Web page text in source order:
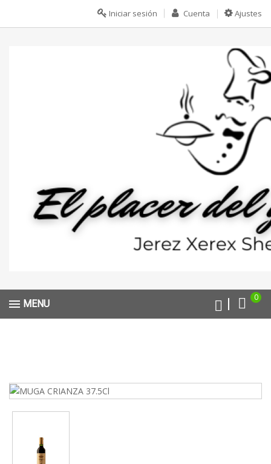
Ajustes
Cuenta
Iniciar sesión
0
MENU